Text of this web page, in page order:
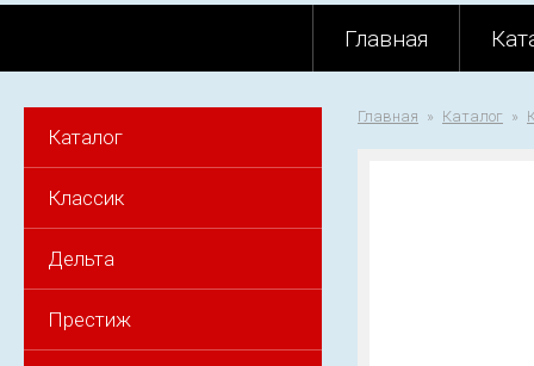
Главная
Каталог
Классик
Дельта
Престиж
Главная Каталог